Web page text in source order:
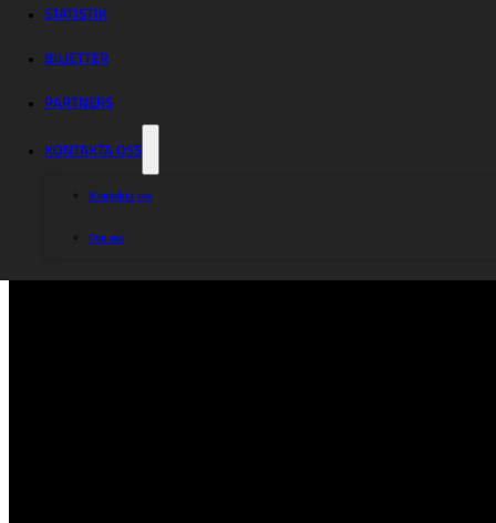
STATISTIK
BILJETTER
PARTNERS
KONTAKTA OSS
Kontakta oss
Om oss
Varje lag i BAUHAUS-ligan var representerad av varsin lagledare, när vi tog
Sändningen finns i spelaren nedan.